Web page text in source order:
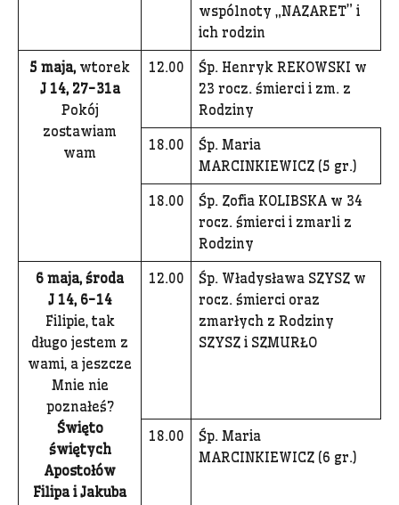
wspólnoty „NAZARET” i
ich rodzin
5 maja, wtorek
J 14, 27-31a
Pokój
zostawiam
wam
12.00
Śp. Henryk REKOWSKI w
23 rocz. śmierci i zm. z
Rodziny
18.00
Śp. Maria
MARCINKIEWICZ (5 gr.)
18.00
Śp. Zofia KOLIBSKA w 34
rocz. śmierci i zmarli z
Rodziny
6 maja, środa
J 14, 6-14
Filipie, tak
długo jestem z
wami, a jeszcze
Mnie nie
poznałeś?
Święto
świętych
Apostołów
Filipa i Jakuba
12.00
Śp. Władysława SZYSZ w
rocz. śmierci oraz
zmarłych z Rodziny
SZYSZ i SZMURŁO
18.00
Śp. Maria
MARCINKIEWICZ (6 gr.)